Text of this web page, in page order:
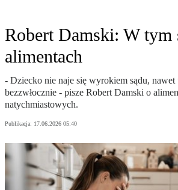
Robert Damski: W tym
alimentach
- Dziecko nie naje się wyrokiem sądu,
bezzwłocznie - pisze Robert Damski o
natychmiastowych.
Publikacja: 17.06.2026 05:40